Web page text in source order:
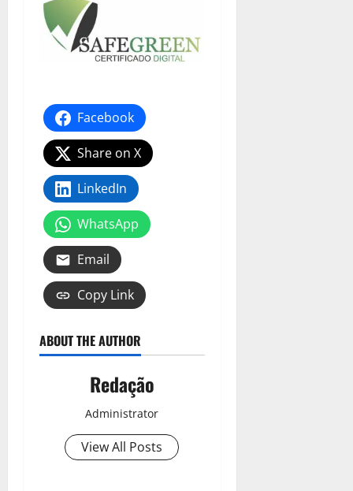
Facebook
Share on X
LinkedIn
WhatsApp
Email
Copy Link
ABOUT THE AUTHOR
Redação
Administrator
View All Posts